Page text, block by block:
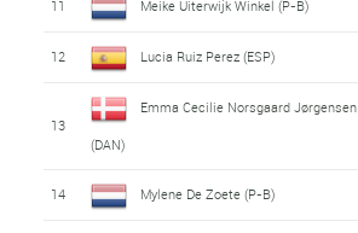
11 Meike Uiterwijk Winkel (P-B)
12 Lucia Ruiz Perez (ESP)
13
Emma Cecilie Norsgaard Jørgensen
(DAN)
14 Mylene De Zoete (P-B)